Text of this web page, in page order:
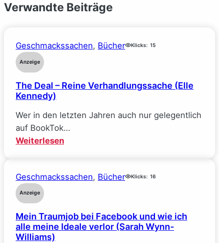
Verwandte Beiträge
Geschmackssachen, Bücher Klicks: 15
Anzeige
The Deal – Reine Verhandlungssache (Elle
Kennedy)
Wer in den letzten Jahren auch nur gelegentlich
auf BookTok…
Weiterlesen:
–
(Elle
Kennedy)
Geschmackssachen, Bücher Klicks: 16
Anzeige
Mein Traumjob bei Facebook und wie ich
alle meine Ideale verlor (Sarah Wynn-
Williams)